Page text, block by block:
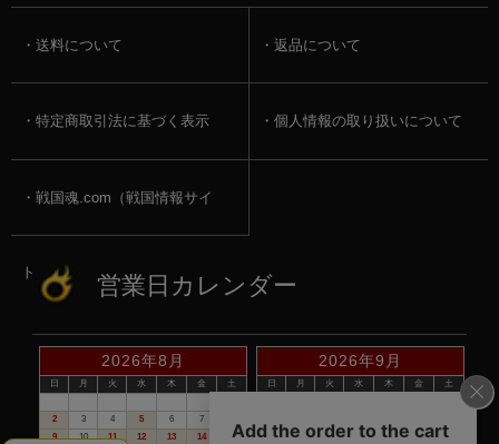
送料について 返品について
特定商取引法に基づく表示 個人情報の取り扱いについて
戦国魂.com（戦国情報サイ
ト） 営業日カレンダー
2026年8月
日 月 火 水 木 金
土
2
3 4 5 6 7
9
10 11 12 13 14 15
2026年9月
日 月 火 水 木 金
土
13
14 15 16 17 18 19